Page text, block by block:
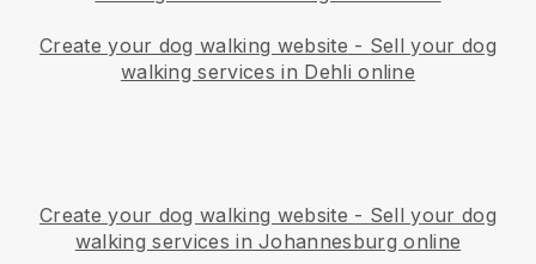
Create your dog walking website - Sell your dog
walking services in Dehli online
Create your dog walking website - Sell your dog
walking services in Johannesburg online